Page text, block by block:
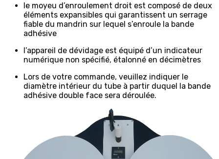
le moyeu d’enroulement droit est composé de deux
éléments expansibles qui garantissent un serrage
fiable du mandrin sur lequel s’enroule la bande
adhésive
l’appareil de dévidage est équipé d’un indicateur
numérique non spécifié, étalonné en décimètres
Lors de votre commande, veuillez indiquer le
diamètre intérieur du tube à partir duquel la bande
adhésive double face sera déroulée.